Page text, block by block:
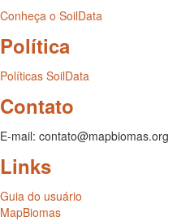
Conheça o SoilData
Política
Políticas SoilData
Contato
E-mail: contato@mapbiomas.org
Links
Guia do usuário
MapBiomas